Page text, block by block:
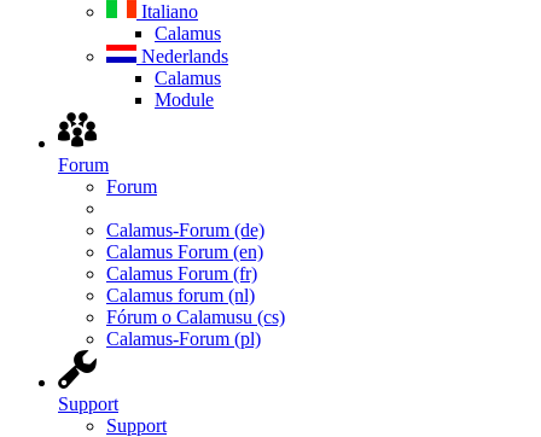
Italiano
Calamus
Nederlands
Calamus
Module
Forum
Forum
Calamus-Forum (de)
Calamus Forum (en)
Calamus Forum (fr)
Calamus forum (nl)
Fórum o Calamusu (cs)
Calamus-Forum (pl)
Support
Support